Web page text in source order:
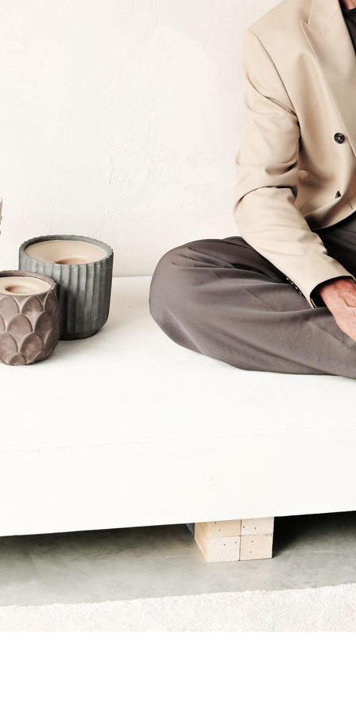
Laurent Leterouin
Hauteur190 cm Poitrine 107 cm Taille84 cm Hanches
102 cm
Pantalon52 Gris, Poivre & Sel Yeux
Verts